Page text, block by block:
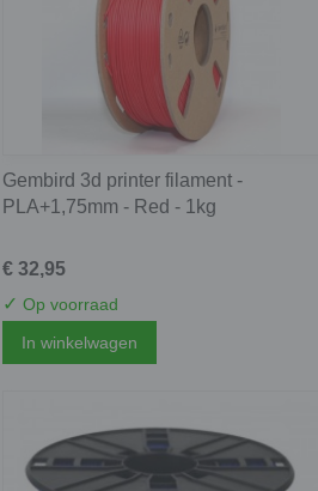
Gembird 3d printer filament -
PLA+1,75mm - Red - 1kg
€ 32,95
✓ Op voorraad
In winkelwagen